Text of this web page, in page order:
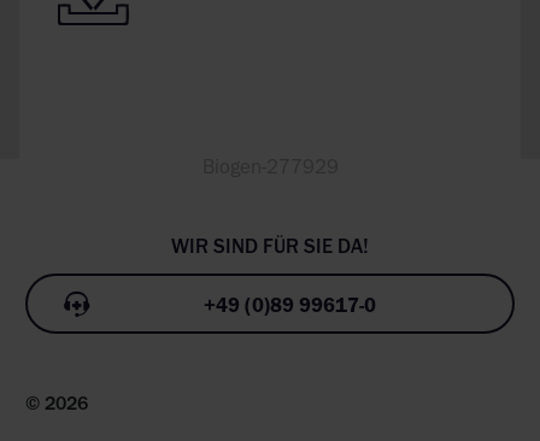
+49 (0)89 99617-0
© 2026